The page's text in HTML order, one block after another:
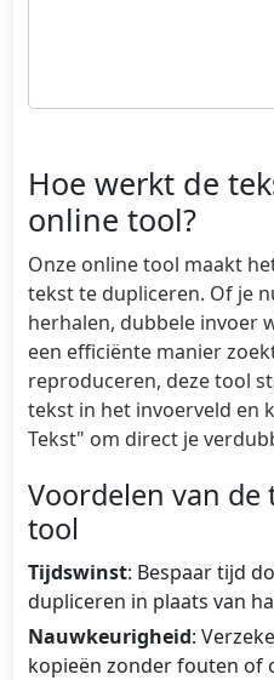
Hoe werkt de
online tool?
Onze online tool maakt
tekst te dupliceren. Of je
herhalen, dubbele invoer
een efficiënte manier
reproduceren, deze tool
tekst in het invoerveld en
Tekst" om direct je
Voordelen van de
tool
Tijdswinst: Bespaar tijd
dupliceren in plaats van
Nauwkeurigheid:
kopieën zonder fouten of